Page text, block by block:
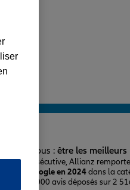
pour nous : être les
fois consécutive, Allianz
sur Google en 2024dans la
avec 43 000 avis déposés sur 2